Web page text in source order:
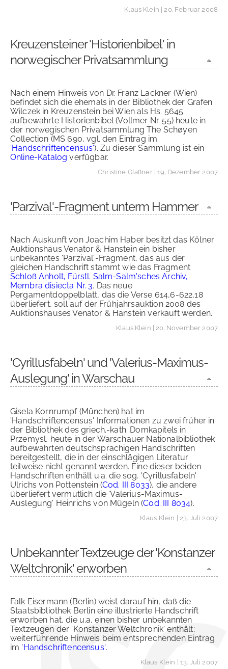
Klaus Klein | 20. Februar 2008
Kreuzensteiner 'Historienbibel' in
norwegischer Privatsammlung
Nach einem Hinweis von Dr. Franz Lackner (Wien)
befindet sich die ehemals in der Bibliothek der Grafen
Wilczek in Kreuzenstein bei Wien als Hs. 5645
aufbewahrte Historienbibel (Vollmer Nr. 55) heute in
der norwegischen Privatsammlung The Schøyen
Collection (MS 690, vgl. den Eintrag im
'Handschriftencensus'). Zu dieser Sammlung ist ein
Online-Katalog verfügbar.
Christine Glaßner| 19. Dezember 2007
'Parzival'-Fragment unterm Hammer
Nach Auskunft von Joachim Haber besitzt das Kölner
Auktionshaus Venator & Hanstein ein bisher
unbekanntes 'Parzival'-Fragment, das aus der
gleichen Handschrift stammt wie das Fragment
Schloß Anholt, Fürstl. Salm-Salm'sches Archiv,
Membra disiecta Nr. 3. Das neue
Pergamentdoppelblatt, das die Verse 614,6-622,18
überliefert, soll auf der Frühjahrsauktion 2008 des
Auktionshauses Venator & Hanstein verkauft werden.
Klaus Klein | 20. November 2007
'Cyrillusfabeln' und 'Valerius-Maximus-
Auslegung' in Warschau
Gisela Kornrumpf (München) hat im
'Handschriftencensus' Informationen zu zwei früher in
der Bibliothek des griech.-kath. Domkapitels in
Przemysl, heute in der Warschauer Nationalbibliothek
aufbewahrten deutschsprachigen Handschriften
bereitgestellt, die in der einschlägigen Literatur
teilweise nicht genannt werden. Eine dieser beiden
Handschriften enthält u.a. die sog. 'Cyrillusfabeln'
Ulrichs von Pottenstein (Cod. III 8033), die andere
überliefert vermutlich die 'Valerius-Maximus-
Auslegung' Heinrichs von Mügeln (Cod. III 8034).
Klaus Klein | 23. Juli 2007
Unbekannter Textzeuge der 'Konstanzer
Weltchronik' erworben
Falk Eisermann (Berlin) weist darauf hin, daß die
Staatsbibliothek Berlin eine illustrierte Handschrift
erworben hat, die u.a. einen bisher unbekannten
Textzeugen der 'Konstanzer Weltchronik' enthält;
weiterführende Hinweis beim entsprechenden Eintrag
im 'Handschriftencensus'.
Klaus Klein | 13. Juli 2007